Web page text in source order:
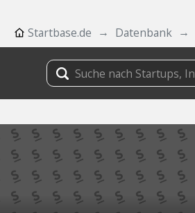
Startbase.de Datenbank